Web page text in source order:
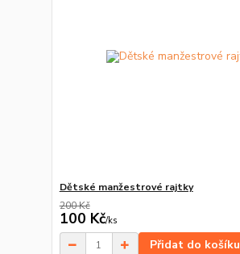
Dětské manžestrové rajtky
200 Kč
100 Kč/ks
Přidat do košíku